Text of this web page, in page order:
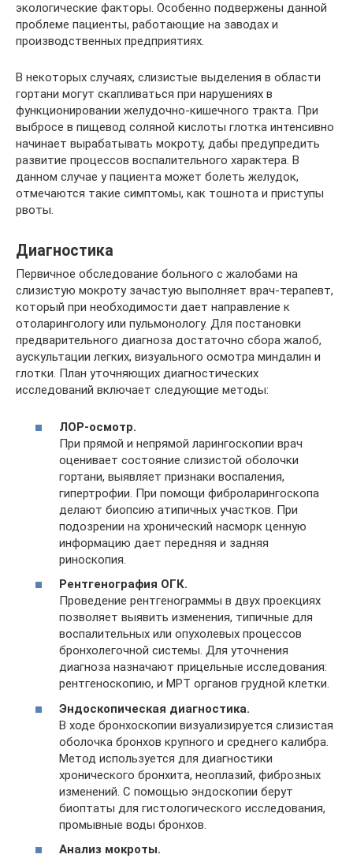
экологические факторы. Особенно подвержены данной
проблеме пациенты, работающие на заводах и
производственных предприятиях.
В некоторых случаях, слизистые выделения в области
гортани могут скапливаться при нарушениях в
функционировании желудочно-кишечного тракта. При
выбросе в пищевод соляной кислоты глотка интенсивно
начинает вырабатывать мокроту, дабы предупредить
развитие процессов воспалительного характера. В
данном случае у пациента может болеть желудок,
отмечаются такие симптомы, как тошнота и приступы
рвоты.
Диагностика
Первичное обследование больного с жалобами на
слизистую мокроту зачастую выполняет врач-терапевт,
который при необходимости дает направление к
отоларингологу или пульмонологу. Для постановки
предварительного диагноза достаточно сбора жалоб,
аускультации легких, визуального осмотра миндалин и
глотки. План уточняющих диагностических
исследований включает следующие методы:
ЛОР-осмотр.
При прямой и непрямой ларингоскопии врач
оценивает состояние слизистой оболочки
гортани, выявляет признаки воспаления,
гипертрофии. При помощи фиброларингоскопа
делают биопсию атипичных участков. При
подозрении на хронический насморк ценную
информацию дает передняя и задняя
риноскопия.
Рентгенография ОГК.
Проведение рентгенограммы в двух проекциях
позволяет выявить изменения, типичные для
воспалительных или опухолевых процессов
бронхолегочной системы. Для уточнения
диагноза назначают прицельные исследования:
рентгеноскопию, и МРТ органов грудной клетки.
Эндоскопическая диагностика.
В ходе бронхоскопии визуализируется слизистая
оболочка бронхов крупного и среднего калибра.
Метод используется для диагностики
хронического бронхита, неоплазий, фиброзных
изменений. С помощью эндоскопии берут
биоптаты для гистологического исследования,
промывные воды бронхов.
Анализ мокроты.